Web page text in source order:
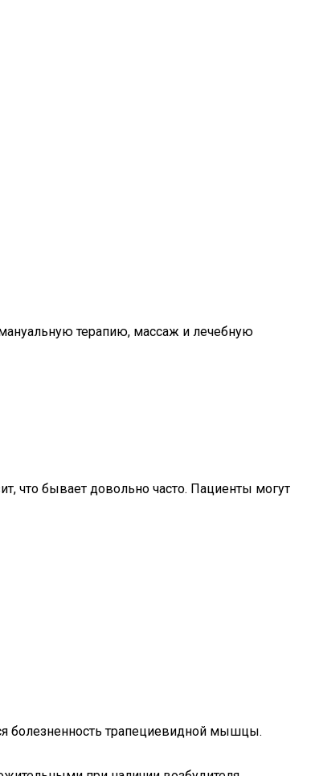
терапию, массаж и лечебную
что бывает довольно часто. Пациенты могут
болезненность трапециевидной мышцы.